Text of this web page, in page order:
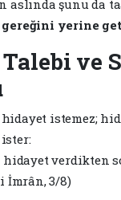
aslında şunu da
gereğini yerine
ve
istemez;
hidayet
İmrân, 3/8)